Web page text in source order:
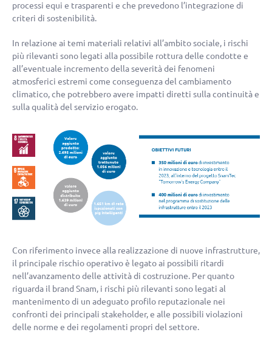
processi equi e trasparenti e che prevedono l’integrazione di
criteri di sostenibilità.
In relazione ai temi materiali relativi all’ambito sociale, i rischi
più rilevanti sono legati alla possibile rottura delle condotte e
all’eventuale incremento della severità dei fenomeni
atmosferici estremi come conseguenza del cambiamento
climatico, che potrebbero avere impatti diretti sulla continuità e
sulla qualità del servizio erogato.
Con riferimento invece alla realizzazione di nuove infrastrutture,
il principale rischio operativo è legato ai possibili ritardi
nell’avanzamento delle attività di costruzione. Per quanto
riguarda il brand Snam, i rischi più rilevanti sono legati al
mantenimento di un adeguato profilo reputazionale nei
confronti dei principali stakeholder, e alle possibili violazioni
delle norme e dei regolamenti propri del settore.